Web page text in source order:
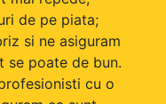
de pe piata;
si ne asiguram
se poate de bun.
cu o